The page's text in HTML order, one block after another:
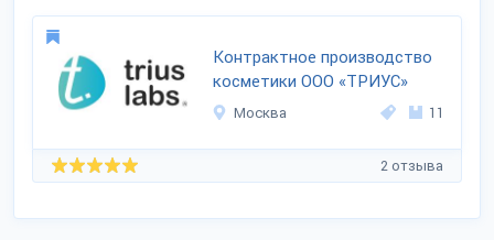
Контрактное производство
косметики ООО «ТРИУС»
Москва 11
2 отзыва